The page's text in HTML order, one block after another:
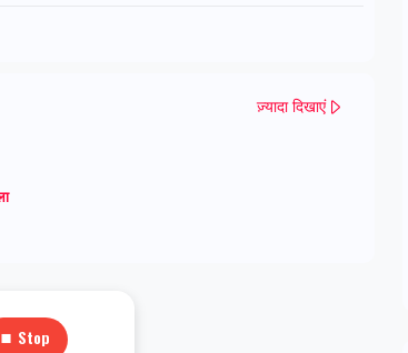
ज़्यादा दिखाएं
⏹ Stop